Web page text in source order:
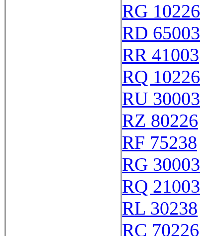
RG 10226
RD 65003
RR 41003
RQ 10226
RU 30003
RZ 80226
RF 75238
RG 30003
RQ 21003
RL 30238
RC 70226